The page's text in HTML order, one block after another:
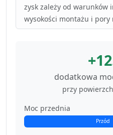
zysk zależy od warunków
wysokości montażu i pory
dodatkowa
przy
Moc przednia
Przód